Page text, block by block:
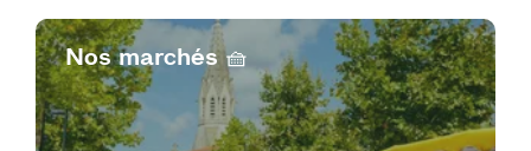
Nos marchés 🧺